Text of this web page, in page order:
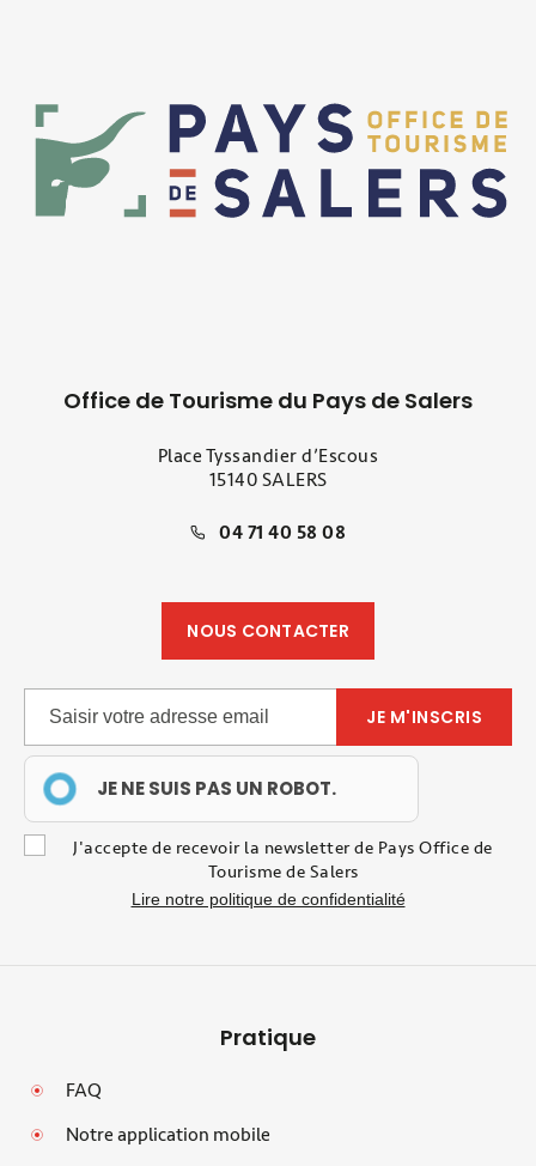
Office de Tourisme du Pays de Salers
Place Tyssandier d’Escous
15140 SALERS
04 71 40 58 08
NOUS CONTACTER
JE NE SUIS PAS UN ROBOT.
J'accepte de recevoir la newsletter de Pays Office de
Tourisme de Salers
Lire notre politique de confidentialité
Pratique
FAQ
Notre application mobile